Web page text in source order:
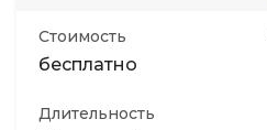
Стоимость
бесплатно
Длительность